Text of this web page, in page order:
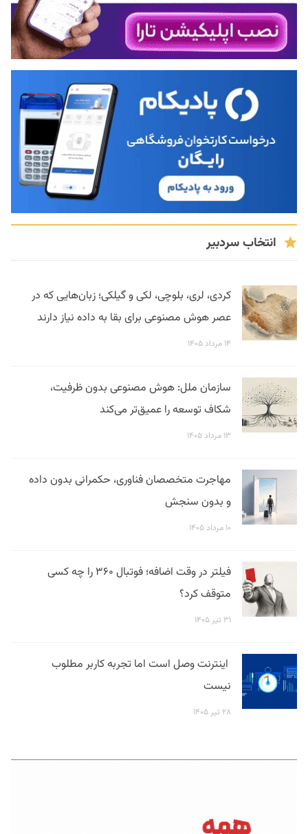
انتخاب سردبیر
کردی، لری، بلوچی، لکی و گیلکی؛ زبان‌هایی که در
عصر هوش مصنوعی برای بقا به داده نیاز دارند
۱۴ مرداد ۱۴۰۵
سازمان ملل: هوش مصنوعی بدون ظرفیت،
شکاف توسعه را عمیق‌تر می‌کند
۱۳ مرداد ۱۴۰۵
مهاجرت متخصصان فناوری، حکمرانی بدون داده
و بدون سنجش
۱۰ مرداد ۱۴۰۵
فیلتر در وقت اضافه؛ فوتبال ۳۶۰ را چه کسی
متوقف کرد؟
۳۱ تیر ۱۴۰۵
اینترنت وصل است اما تجربه کاربر مطلوب
نیست
۲۸ تیر ۱۴۰۵